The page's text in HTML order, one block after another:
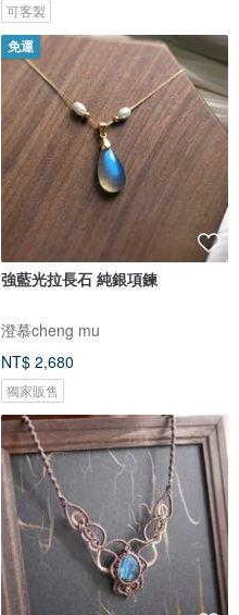
可客製
免運
強藍光拉長石 純銀項鍊
澄慕cheng mu
NT$ 2,680
獨家販售